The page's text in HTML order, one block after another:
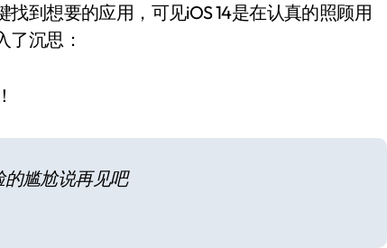
到想要的应用，可见iOS 14是在认真的照顾用
了沉思：
尴尬说再见吧